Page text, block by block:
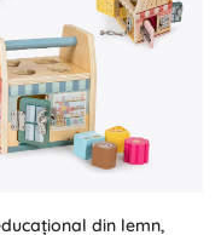
din lemn,